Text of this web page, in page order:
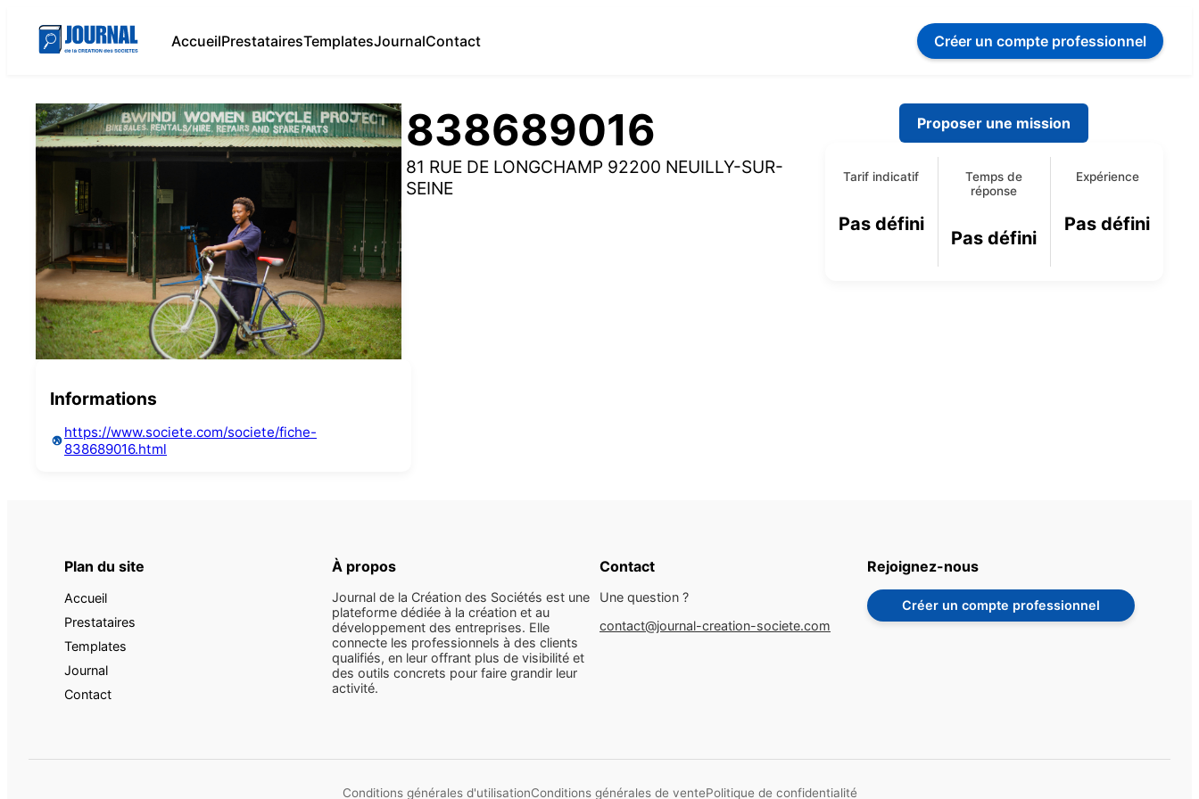
AccueilPrestatairesTemplatesJournalContact Créer un compte professionnel
838689016
81 RUE DE LONGCHAMP 92200 NEUILLY-SUR-
SEINE
Proposer une mission
Tarif indicatif
Pas défini
Temps de
réponse
Pas défini
Expérience
Pas défini
Informations
https://www.societe.com/societe/fiche-
838689016.html
Plan du site
Accueil
Prestataires
Templates
Journal
Contact
À propos
Journal de la Création des Sociétés est une
plateforme dédiée à la création et au
développement des entreprises. Elle
connecte les professionnels à des clients
qualifiés, en leur offrant plus de visibilité et
des outils concrets pour faire grandir leur
activité.
Contact
Une question ?
contact@journal-creation-societe.com
Rejoignez-nous
Créer un compte professionnel
Conditions générales d'utilisationConditions générales de ventePolitique de confidentialité